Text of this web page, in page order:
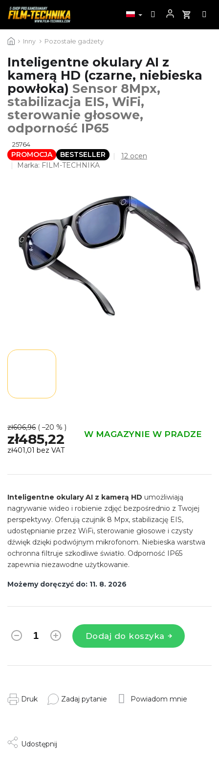
do
Inny Pozostałe gadżety
Inteligentne okulary AI z
kamerą HD (czarne, niebieska
powłoka) Sensor 8Mpx,
stabilizacja EIS, WiFi,
sterowanie głosowe,
odporność IP65
25764
PROMOCJA BESTSELLER
Średnia
na
gwiazdek.
12 ocen
Marka: FILM-TECHNIKA
zł606,96 ( –20 % )
zł485,22 W MAGAZYNIE W PRADZE
zł401,01 bez VAT
jednostkowa:
Możemy doręczyć do: 11. 8. 2026
Dodaj do koszyka
Inteligentne okulary AI z kamerą HD umożliwiają
nagrywanie wideo i robienie zdjęć bezpośrednio z Twojej
perspektywy. Oferują czujnik 8 Mpx, stabilizację EIS,
udostępnianie przez WiFi, sterowanie głosowe i czysty
dźwięk dzięki podwójnym mikrofonom. Niebieska warstwa
ochronna filtruje szkodliwe światło. Odporność IP65
zapewnia niezawodne użytkowanie.
Druk Zadaj pytanie Powiadom mnie
Udostępnij